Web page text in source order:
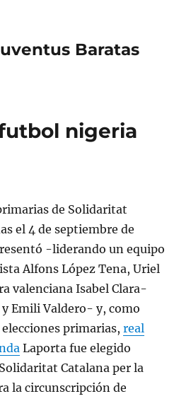
Baratas
nigeria
de Solidaritat
el 4 de septiembre de
-liderando un equipo
Alfons López Tena, Uriel
valenciana Isabel Clara-
Emili Valdero- y, como
elecciones primarias,real
Laporta fue elegido
Catalana per la
la circunscripción de